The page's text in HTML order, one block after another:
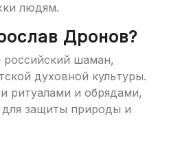
людям.
Дронов?
шаман,
духовной культуры.
ритуалами и обрядами,
защиты природы и